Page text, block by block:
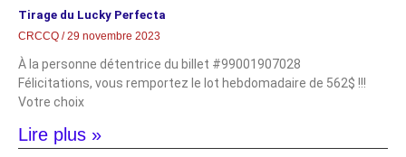
Tirage du Lucky Perfecta
CRCCQ 29 novembre 2023
À la personne détentrice du billet #99001907028
Félicitations, vous remportez le lot hebdomadaire de 562$ !!!
Votre choix
Lire plus »